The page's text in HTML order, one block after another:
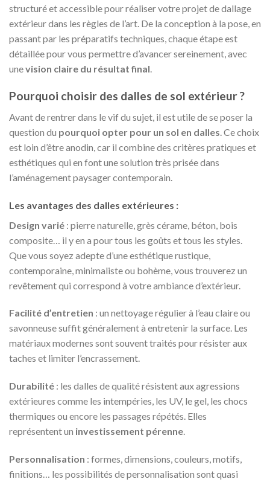
structuré et accessible pour réaliser votre projet de dallage
extérieur dans les règles de l’art. De la conception à la pose, en
passant par les préparatifs techniques, chaque étape est
détaillée pour vous permettre d’avancer sereinement, avec
unevision claire du résultat final.
Pourquoi choisir des dalles de sol extérieur ?
Avant de rentrer dans le vif du sujet, il est utile de se poser la
question du pourquoi opter pour un sol en dalles . Ce choix
est loin d’être anodin, car il combine des critères pratiques et
esthétiques qui en font une solution très prisée dans
l’aménagement paysager contemporain.
Les avantages des dalles extérieures :
Design varié : pierre naturelle, grès cérame, béton, bois
composite… il y en a pour tous les goûts et tous les styles.
Que vous soyez adepte d’une esthétique rustique,
contemporaine, minimaliste ou bohème, vous trouverez un
revêtement qui correspond à votre ambiance d’extérieur.
Facilité d’entretien : un nettoyage régulier à l’eau claire ou
savonneuse suffit généralement à entretenir la surface. Les
matériaux modernes sont souvent traités pour résister aux
taches et limiter l’encrassement.
Durabilité : les dalles de qualité résistent aux agressions
extérieures comme les intempéries, les UV, le gel, les chocs
thermiques ou encore les passages répétés. Elles
représentent un investissement pérenne.
Personnalisation : formes, dimensions, couleurs, motifs,
finitions… les possibilités de personnalisation sont quasi